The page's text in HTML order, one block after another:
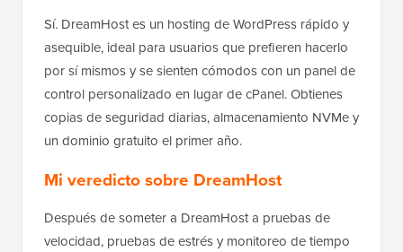
Sí. DreamHost es un hosting de WordPress rápido y
asequible, ideal para usuarios que prefieren hacerlo
por sí mismos y se sienten cómodos con un panel de
control personalizado en lugar de cPanel. Obtienes
copias de seguridad diarias, almacenamiento NVMe y
un dominio gratuito el primer año.
Mi veredicto sobre DreamHost
Después de someter a DreamHost a pruebas de
velocidad, pruebas de estrés y monitoreo de tiempo